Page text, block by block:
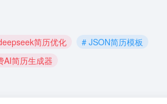
简历优化
# JSON简历模板
AI简历生成器